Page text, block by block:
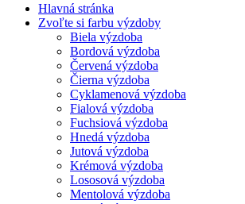
Hlavná stránka
Zvoľte si farbu výzdoby
Biela výzdoba
Bordová výzdoba
Červená výzdoba
Čierna výzdoba
Cyklamenová výzdoba
Fialová výzdoba
Fuchsiová výzdoba
Hnedá výzdoba
Jutová výzdoba
Krémová výzdoba
Lososová výzdoba
Mentolová výzdoba